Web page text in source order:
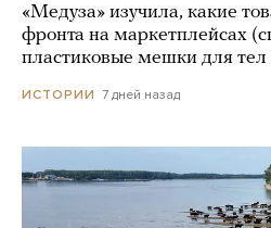
«Медуза» изучила, какие
фронта на маркетплейсах
пластиковые мешки для
ИСТОРИИ 7 дней назад